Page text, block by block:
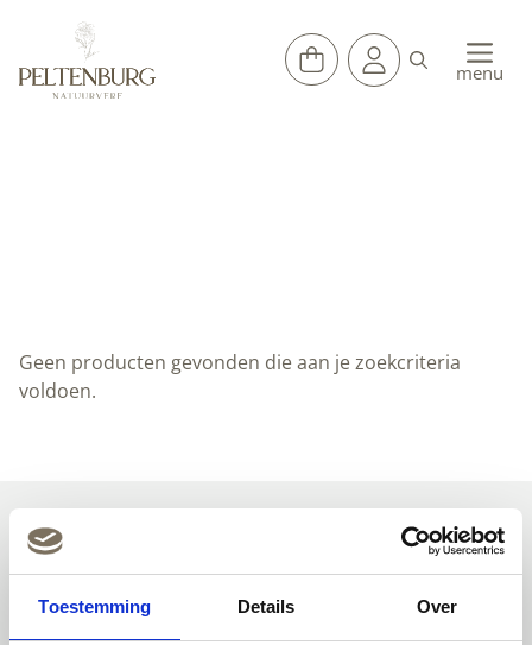
Toestemming Details Over
de
inhoud
menu
Geen producten gevonden die aan je zoekcriteria
voldoen.
Peltenburg Natuurverf
Valkenboskade 595